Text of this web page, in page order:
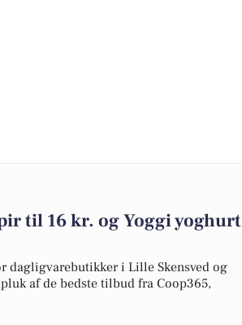
til 16 kr. og Yoggi yoghurt
dagligvarebutikker i Lille Skensved og
af de bedste tilbud fra Coop365,